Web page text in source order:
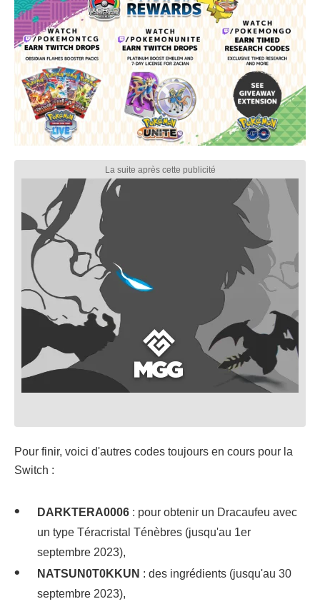
Pour finir, voici d'autres codes toujours en cours pour la
Switch :
DARKTERA0006 : pour obtenir un Dracaufeu avec
un type Téracristal Ténèbres (jusqu'au 1er
septembre 2023),
NATSUN0T0KKUN : des ingrédients (jusqu'au 30
septembre 2023),